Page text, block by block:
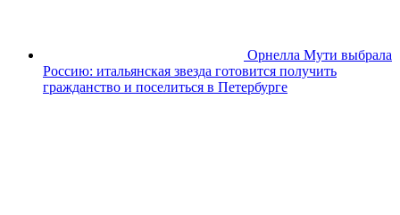
Орнелла Мути выбрала
Россию: итальянская звезда готовится получить
гражданство и поселиться в Петербурге